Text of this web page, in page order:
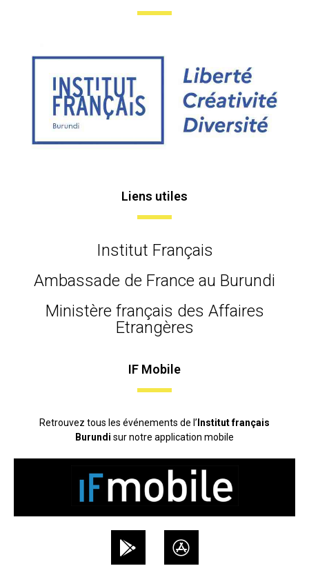
Liens utiles
Institut Français
Ambassade de France au Burundi
Ministère français des Affaires
Etrangères
IF Mobile
Retrouvez tous les événements de l’ Institut français
Burundi sur notre application mobile